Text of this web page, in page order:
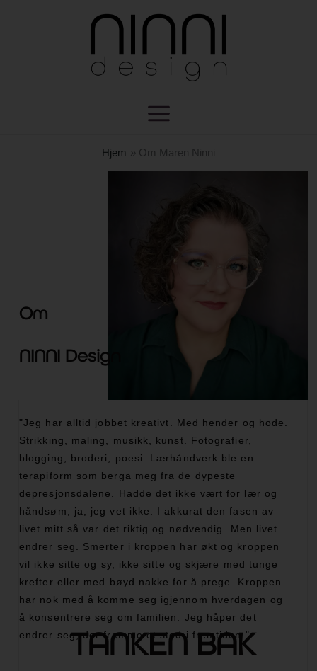
Hjem Om Maren Ninni
Om
NINNI Design
"Jeg har alltid jobbet kreativt. Med hender og hode.
Strikking, maling, musikk, kunst. Fotografier,
blogging, broderi, poesi. Lærhåndverk ble en
terapiform som berga meg fra de dypeste
depresjonsdalene. Hadde det ikke vært for lær og
håndsøm, ja, jeg vet ikke. I akkurat den fasen av
livet mitt så var det riktig og nødvendig. Men livet
endrer seg. Smerter i kroppen har økt og kroppen
vil ikke sitte og sy, ikke sitte og skjære med tunge
krefter eller med bøyd nakke for å prege. Kroppen
har nok med å komme seg igjennom hverdagen og
å konsentrere seg om familien. Jeg håper det
endrer seg, der fremme et sted i fremtiden."
TANKEN BAK